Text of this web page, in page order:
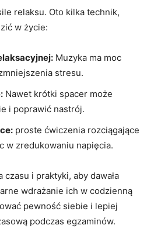
relaksu. Oto kilka technik,
w życie:
Muzyka ma ​moc
stresu.
Nawet krótki spacer może
i poprawić ⁢nastrój.
proste ćwiczenia rozciągające
w ⁢zredukowaniu napięcia.
czasu‌ i praktyki,⁤ aby dawała
wdrażanie ich w codzienną
pewność ‌siebie⁤ i lepiej
podczas egzaminów.